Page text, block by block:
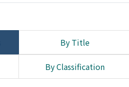
By Title
By Classification